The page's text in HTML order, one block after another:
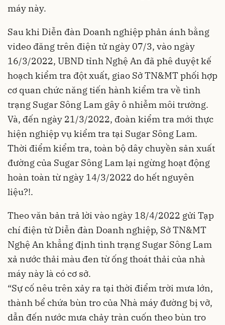
máy này.
Sau khi Diễn đàn Doanh nghiệp phản ánh bằng
video đăng trên điện tử ngày 07/3, vào ngày
16/3/2022, UBND tỉnh Nghệ An đã phê duyệt kế
hoạch kiểm tra đột xuất, giao Sở TN&MT phối hợp
cơ quan chức năng tiến hành kiểm tra về tình
trạng Sugar Sông Lam gây ô nhiễm môi trường.
Và, đến ngày 21/3/2022, đoàn kiểm tra mới thực
hiện nghiệp vụ kiểm tra tại Sugar Sông Lam.
Thời điểm kiểm tra, toàn bộ dây chuyền sản xuất
đường của Sugar Sông Lam lại ngừng hoạt động
hoàn toàn từ ngày 14/3/2022 do hết nguyên
liệu?!.
Theo văn bản trả lời vào ngày 18/4/2022 gửi Tạp
chí điện tử Diễn đàn Doanh nghiệp, Sở TN&MT
Nghệ An khẳng định tình trạng Sugar Sông Lam
xả nước thải màu đen từ ống thoát thải của nhà
máy này là có cơ sở.
“Sự cố nêu trên xảy ra tại thời điểm trời mưa lớn,
thành bể chứa bùn tro của Nhà máy đường bị vỡ,
dẫn đến nước mưa chảy tràn cuốn theo bùn tro